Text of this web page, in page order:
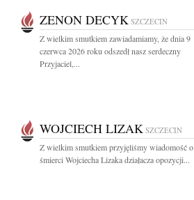
ZENON DECYK SZCZECIN
Z wielkim smutkiem zawiadamiamy, że dnia 9
czerwca 2026 roku odszedł nasz serdeczny
Przyjaciel,...
WOJCIECH LIZAK SZCZECIN
Z wielkim smutkiem przyjęliśmy wiadomość o
śmierci Wojciecha Lizaka działacza opozycji...